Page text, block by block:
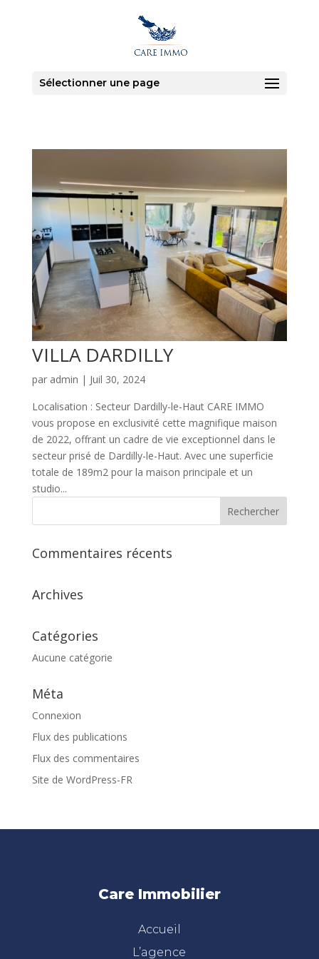
Sélectionner une page
VILLA DARDILLY
par admin | Juil 30, 2024
Localisation : Secteur Dardilly-le-Haut CARE IMMO
vous propose en exclusivité cette magnifique maison
de 2022, offrant un cadre de vie exceptionnel dans le
secteur prisé de Dardilly-le-Haut. Avec une superficie
totale de 189m2 pour la maison principale et un
studio...
Commentaires récents
Archives
Catégories
Aucune catégorie
Méta
Connexion
Flux des publications
Flux des commentaires
Site de WordPress-FR
Care Immobilier
Accueil
L’agence